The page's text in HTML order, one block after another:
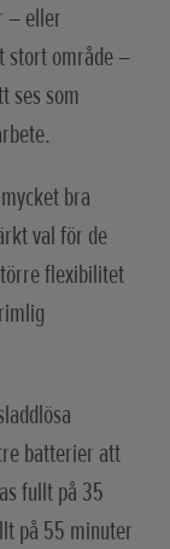
– eller
stort område –
ses som
bra
val för de
flexibilitet
batterier att
fullt på 35
på 55 minuter